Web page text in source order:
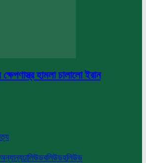
হামলা চালালো ইরান
অন্যান্যঢালিউডবলিউডহলিউড